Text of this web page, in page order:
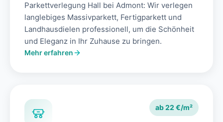
Parkettverlegung Hall bei Admont: Wir verlegen
langlebiges Massivparkett, Fertigparkett und
Landhausdielen professionell, um die Schönheit
und Eleganz in Ihr Zuhause zu bringen.
Mehr erfahren
ab 22 €/m²